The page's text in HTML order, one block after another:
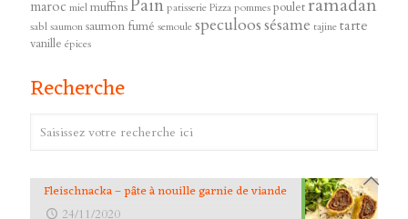
maroc mielmuffinsPainpatisseriePizzapommespouletramadan
sablsaumonsaumon fumé semoulespeculoossésame tajinetarte
vanille épices
Recherche
Fleischnacka – pâte à nouille garnie de viande
24/11/2020